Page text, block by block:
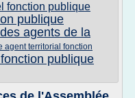
fonction publique
publique
agents de la
agent territorial fonction
publique